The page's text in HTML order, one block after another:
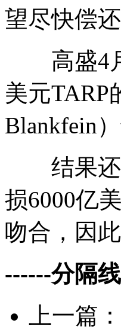
望尽快偿
高盛4月
美元TARP
Blankfein
结果还
损6000亿
吻合，因
------分隔
上一篇：